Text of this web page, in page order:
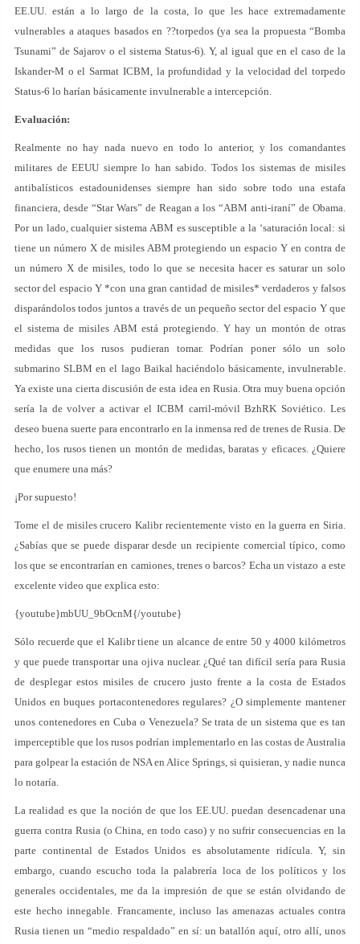
EE.UU. están a lo largo de la costa, lo que les hace extremadamente
vulnerables a ataques basados en ??torpedos (ya sea la propuesta “Bomba
Tsunami” de Sajarov o el sistema Status-6). Y, al igual que en el caso de la
Iskander-M o el Sarmat ICBM, la profundidad y la velocidad del torpedo
Status-6 lo harían básicamente invulnerable a intercepción.
Evaluación:
Realmente no hay nada nuevo en todo lo anterior, y los comandantes
militares de EEUU siempre lo han sabido. Todos los sistemas de misiles
antibalísticos estadounidenses siempre han sido sobre todo una estafa
financiera, desde “Star Wars” de Reagan a los “ABM anti-iraní” de Obama.
Por un lado, cualquier sistema ABM es susceptible a la ‘saturación local: si
tiene un número X de misiles ABM protegiendo un espacio Y en contra de
un número X de misiles, todo lo que se necesita hacer es saturar un solo
sector del espacio Y *con una gran cantidad de misiles* verdaderos y falsos
disparándolos todos juntos a través de un pequeño sector del espacio Y que
el sistema de misiles ABM está protegiendo. Y hay un montón de otras
medidas que los rusos pudieran tomar. Podrían poner sólo un solo
submarino SLBM en el lago Baikal haciéndolo básicamente, invulnerable.
Ya existe una cierta discusión de esta idea en Rusia. Otra muy buena opción
sería la de volver a activar el ICBM carril-móvil BzhRK Soviético. Les
deseo buena suerte para encontrarlo en la inmensa red de trenes de Rusia. De
hecho, los rusos tienen un montón de medidas, baratas y eficaces. ¿Quiere
que enumere una más?
¡Por supuesto!
Tome el de misiles crucero Kalibr recientemente visto en la guerra en Siria.
¿Sabías que se puede disparar desde un recipiente comercial típico, como
los que se encontrarían en camiones, trenes o barcos? Echa un vistazo a este
excelente video que explica esto:
{youtube}mbUU_9bOcnM{/youtube}
Sólo recuerde que el Kalibr tiene un alcance de entre 50 y 4000 kilómetros
y que puede transportar una ojiva nuclear. ¿Qué tan difícil sería para Rusia
de desplegar estos misiles de crucero justo frente a la costa de Estados
Unidos en buques portacontenedores regulares? ¿O simplemente mantener
unos contenedores en Cuba o Venezuela? Se trata de un sistema que es tan
imperceptible que los rusos podrían implementarlo en las costas de Australia
para golpear la estación de NSA en Alice Springs, si quisieran, y nadie nunca
lo notaría.
La realidad es que la noción de que los EE.UU. puedan desencadenar una
guerra contra Rusia (o China, en todo caso) y no sufrir consecuencias en la
parte continental de Estados Unidos es absolutamente ridícula. Y, sin
embargo, cuando escucho toda la palabrería loca de los políticos y los
generales occidentales, me da la impresión de que se están olvidando de
este hecho innegable. Francamente, incluso las amenazas actuales contra
Rusia tienen un “medio respaldado” en sí: un batallón aquí, otro allí, unos